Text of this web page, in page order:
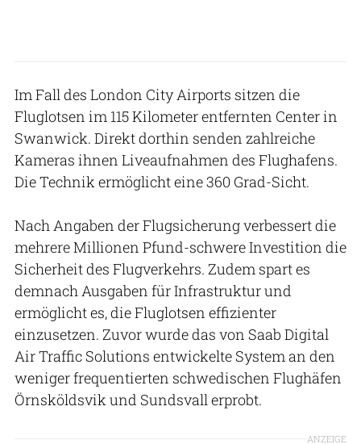
Im Fall des London City Airports sitzen die
Fluglotsen im 115 Kilometer entfernten Center in
Swanwick. Direkt dorthin senden zahlreiche
Kameras ihnen Liveaufnahmen des Flughafens.
Die Technik ermöglicht eine 360 Grad-Sicht.
Nach Angaben der Flugsicherung verbessert die
mehrere Millionen Pfund-schwere Investition die
Sicherheit des Flugverkehrs. Zudem spart es
demnach Ausgaben für Infrastruktur und
ermöglicht es, die Fluglotsen effizienter
einzusetzen. Zuvor wurde das von Saab Digital
Air Traffic Solutions entwickelte System an den
weniger frequentierten schwedischen Flughäfen
Örnsköldsvik und Sundsvall erprobt.
ANZEIGE